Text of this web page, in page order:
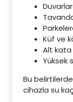
Küf ve
Alt kata
Yüksek
Bu
cihazla su